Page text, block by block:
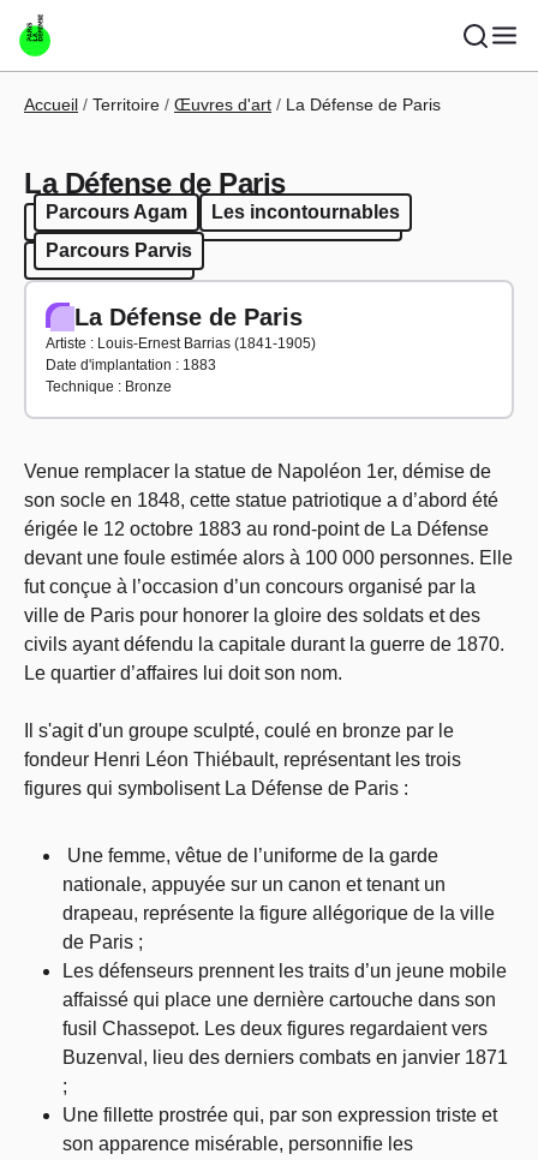
Aller au contenu principal
Fil d'Ariane
Accueil Territoire Œuvres d'art La Défense de Paris
La Défense de Paris
Parcours Agam
Les incontournables
Parcours Parvis
Parcours Agam
Les incontournables
Parcours Parvis
La Défense de Paris
Artiste : Louis-Ernest Barrias (1841-1905)
Date d'implantation : 1883
Technique : Bronze
Venue remplacer la statue de Napoléon 1er, démise de
son socle en 1848, cette statue patriotique a d’abord été
érigée le 12 octobre 1883 au rond-point de La Défense
devant une foule estimée alors à 100 000 personnes. Elle
fut conçue à l’occasion d’un concours organisé par la
ville de Paris pour honorer la gloire des soldats et des
civils ayant défendu la capitale durant la guerre de 1870.
Le quartier d’affaires lui doit son nom.
Il s'agit d'un groupe sculpté, coulé en bronze par le
fondeur Henri Léon Thiébault, représentant les trois
figures qui symbolisent La Défense de Paris :
Une femme, vêtue de l’uniforme de la garde
nationale, appuyée sur un canon et tenant un
drapeau, représente la figure allégorique de la ville
de Paris ;
Les défenseurs prennent les traits d’un jeune mobile
affaissé qui place une dernière cartouche dans son
fusil Chassepot. Les deux figures regardaient vers
Buzenval, lieu des derniers combats en janvier 1871
;
Une fillette prostrée qui, par son expression triste et
son apparence misérable, personnifie les